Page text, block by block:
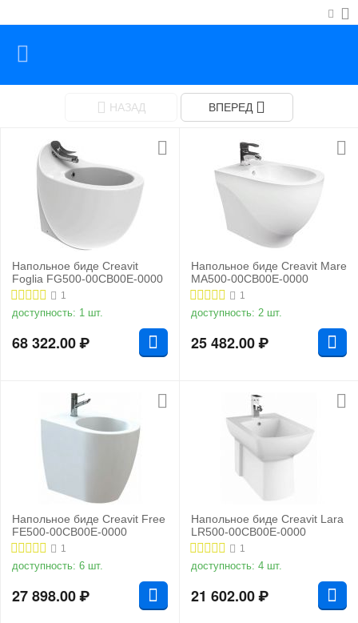
НАЗАД ВПЕРЕД
Напольное биде Creavit
Foglia FG500-00CB00E-0000
1
доступность: 1 шт.
68 322.00₽
Напольное биде Creavit Mare
MA500-00CB00E-0000
1
доступность: 2 шт.
25 482.00₽
Напольное биде Creavit Free
FE500-00CB00E-0000
1
доступность: 6 шт.
27 898.00₽
Напольное биде Creavit Lara
LR500-00CB00E-0000
1
доступность: 4 шт.
21 602.00₽